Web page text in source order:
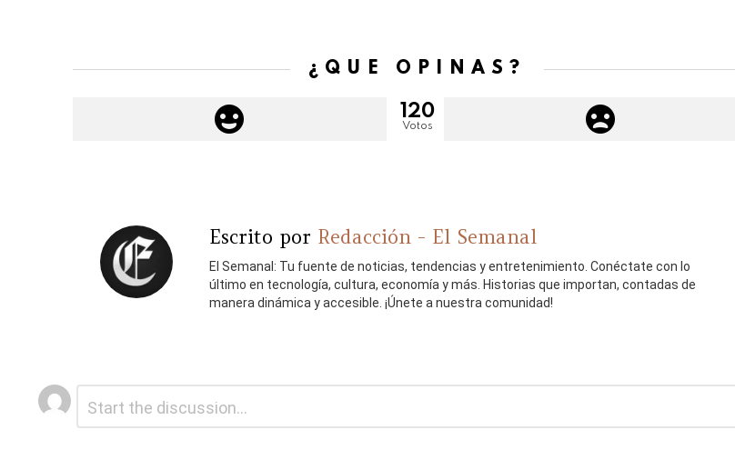
¿QUÉ OPINAS?
120
Votos
Escrito por Redacción - El Semanal
El Semanal: Tu fuente de noticias, tendencias y entretenimiento. Conéctate con lo
último en tecnología, cultura, economía y más. Historias que importan, contadas de
manera dinámica y accesible. ¡Únete a nuestra comunidad!
Deja
una